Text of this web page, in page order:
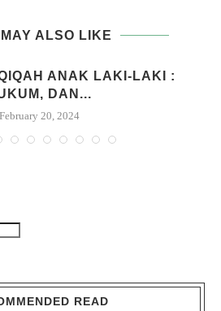
ALSO LIKE
ANAK LAKI-LAKI :
DAN...
February 20, 2024
READ